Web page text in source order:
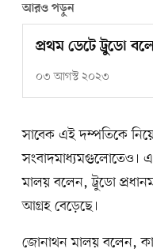
আরও পড়ুন
প্রথম ডেটে ট্রুডো
০৩ আগস্ট ২০২৩
সাবেক এই দম্পতিকে
সংবাদমাধ্যমগুলোতেও। এ
মালয় বলেন, ট্রুডো
আগ্রহ বেড়েছে।
জোনাথন মালয় বলেন,